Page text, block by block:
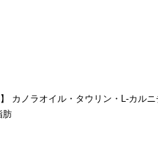
カノラオイル・タウリン・L-カルニ
肪